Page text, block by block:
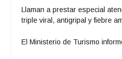
Llaman a prestar especial
triple viral, antigripal y fiebre
El Ministerio de Turismo